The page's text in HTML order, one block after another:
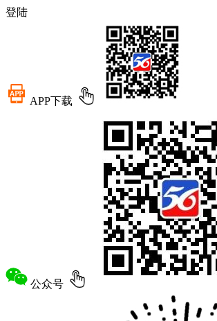
登陆
APP下载
公众号